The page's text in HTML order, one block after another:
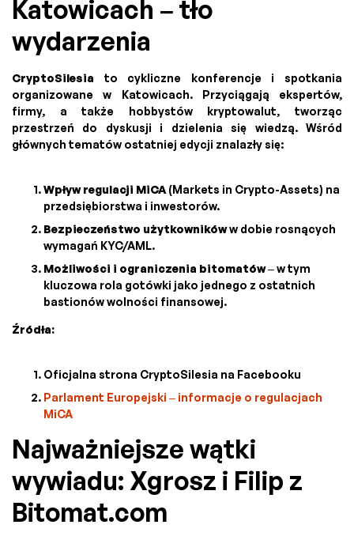
Katowicach – tło
wydarzenia
CryptoSilesia to cykliczne konferencje i spotkania
organizowane w Katowicach. Przyciągają ekspertów,
firmy, a także hobbystów kryptowalut, tworząc
przestrzeń do dyskusji i dzielenia się wiedzą. Wśród
głównych tematów ostatniej edycji znalazły się:
Wpływ regulacji MiCA (Markets in Crypto-Assets) na
przedsiębiorstwa i inwestorów.
Bezpieczeństwo użytkownikóww dobie rosnących
wymagań KYC/AML.
Możliwości i ograniczenia bitomatów– w tym
kluczowa rola gotówki jako jednego z ostatnich
bastionów wolności finansowej.
Źródła:
Oficjalna strona CryptoSilesia na Facebooku
Parlament Europejski – informacje o regulacjach
MiCA
Najważniejsze wątki
wywiadu: Xgrosz i Filip z
Bitomat.com